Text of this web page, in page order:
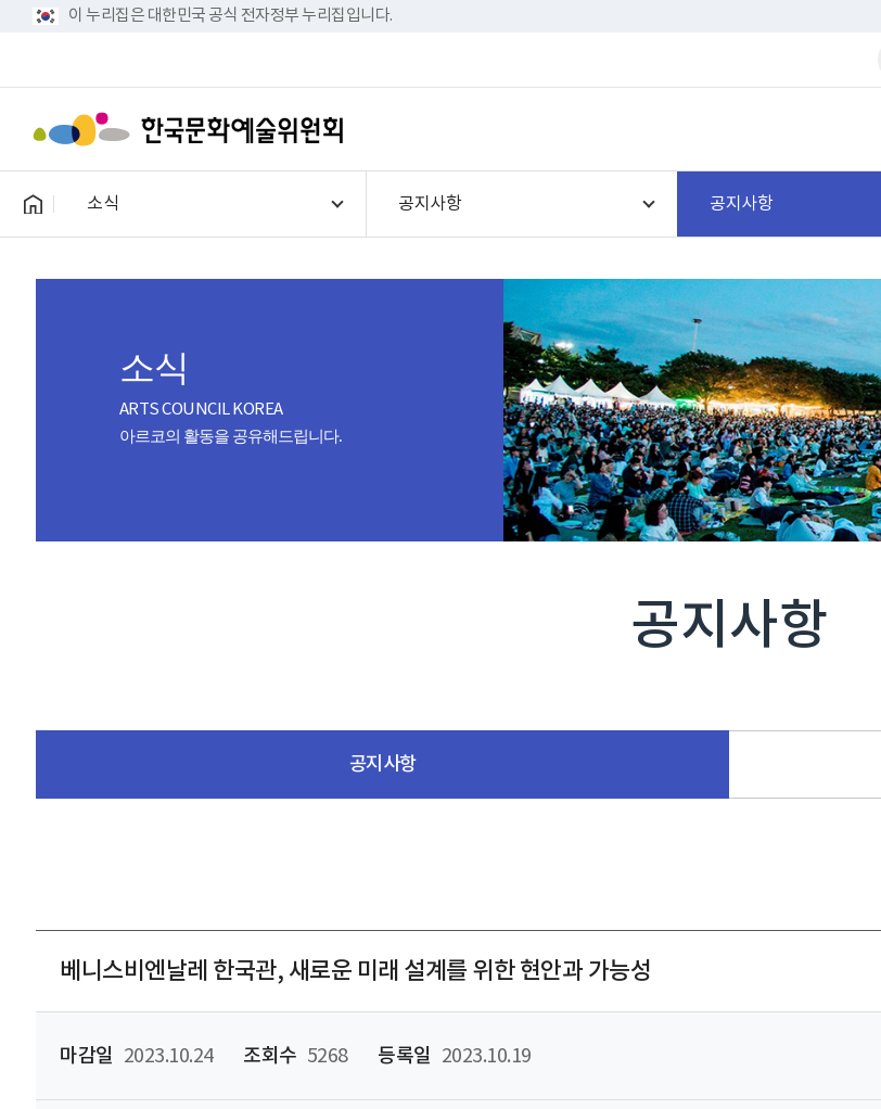
이 누리집은 대한민국 공식 전자정부 누리집입니다.
소식 공지사항 공지사항
소식
ARTS COUNCIL KOREA
아르코의 활동을 공유해드립니다.
공지사항
공지사항
베니스비엔날레 한국관, 새로운 미래 설계를 위한 현안과 가능성
마감일 2023.10.24 조회수 5268 등록일 2023.10.19